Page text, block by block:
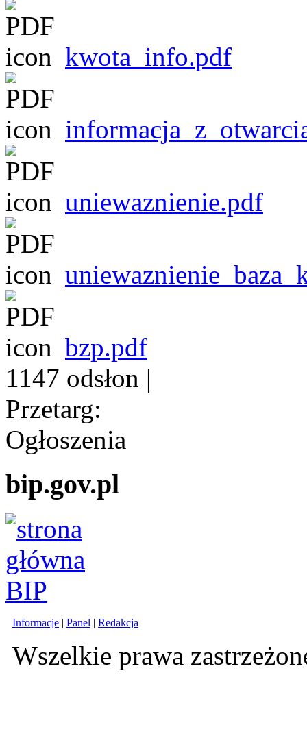
kwota_info.pdf
uniewaznienie.pdf
bzp.pdf
1147 odsłon |
Przetarg:
Ogłoszenia
bip.gov.pl
Informacje | Panel | Redakcja
Wszelkie prawa